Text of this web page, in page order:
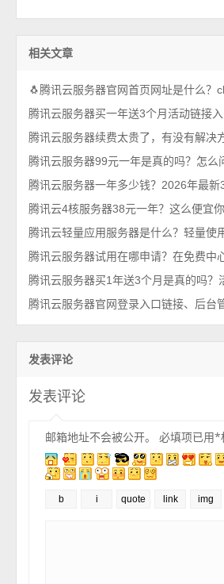
相关文章
腾讯云服务器99元一年是真的吗？怎么
发表评论
发表评论
邮箱地址不会被公开。 必填项已用*